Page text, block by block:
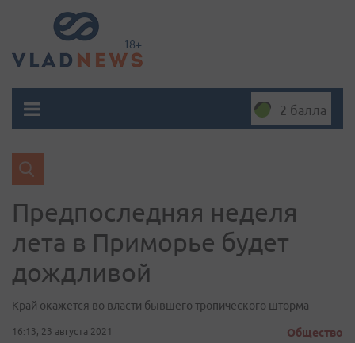
2 балла
Предпоследняя неделя
лета в Приморье будет
дождливой
Край окажется во власти бывшего тропического шторма
16:13, 23 августа 2021 Общество